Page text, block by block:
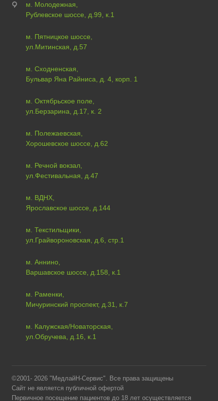
м. Молодежная,
Рублевское шоссе, д.99, к.1
м. Пятницкое шоссе,
ул.Митинская, д.57
м. Сходненская,
Бульвар Яна Райниса, д. 4, корп. 1
м. Октябрьское поле,
ул.Берзарина, д.17, к. 2
м. Полежаевская,
Хорошевское шоссе, д.62
м. Речной вокзал,
ул.Фестивальная, д.47
м. ВДНХ,
Ярославское шоссе, д.144
м. Текстильщики,
ул.Грайвороновская, д.6, стр.1
м. Аннино,
Варшавское шоссе, д.158, к.1
м. Раменки,
Мичуринский проспект, д.31, к.7
м. Калужская/Новаторская,
ул.Обручева, д.16, к.1
©2001- 2026 "МедлайН-Сервис". Все права защищены
Сайт не является публичной офертой
Первичное посещение пациентов до 18 лет осуществляется